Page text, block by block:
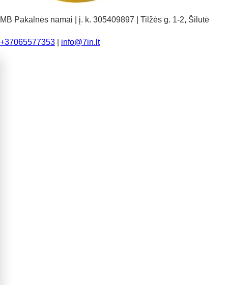
MB Pakalnės namai | į. k. 305409897 | Tilžės g. 1-2, Šilutė
+37065577353 info@7in.lt